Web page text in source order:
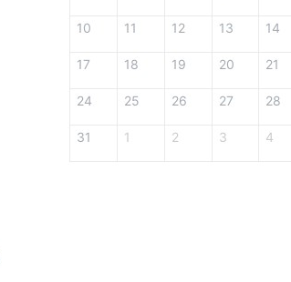
10 11 12 13 14
17 18 19 20 21
24 25 26 27 28
31 1 2 3 4